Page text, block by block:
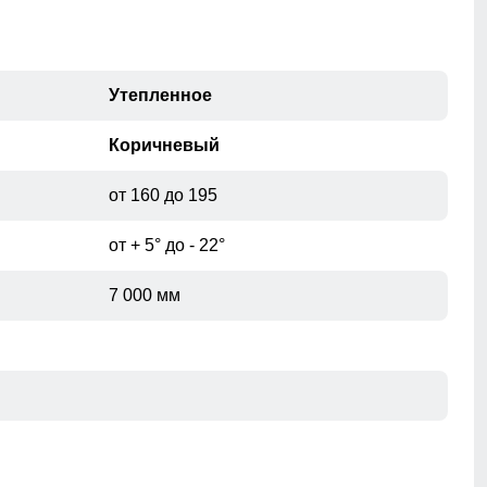
Утепленное
Коричневый
от 160 до 195
от + 5° до - 22°
7 000 мм